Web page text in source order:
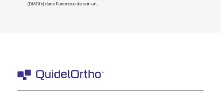
(DMDIV) dans l’exercice de son art.